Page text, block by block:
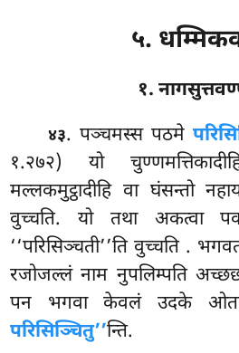
५.
१.
४३. पञ्चमस्स पठमे
१.२७२) यो
मल्लकमुट्ठादीहि वा घंसन्तो
वुच्चति. यो तथा अकत्वा
‘‘परिसिञ्चती’’ति वुच्चति .
रजोजल्लं नाम नुपलिम्पति
पन भगवा केवलं उदके
परिसिञ्चितु’’न्ति.